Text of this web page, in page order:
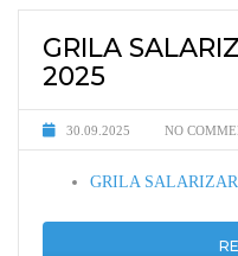
GRILA
2025
30.09.2025 NO
GRILA